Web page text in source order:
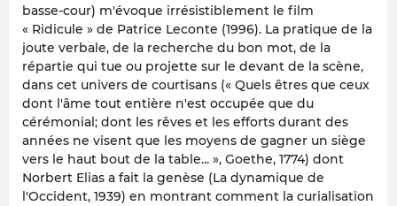
basse-cour) m'évoque irrésistiblement le film
« Ridicule » de Patrice Leconte (1996). La pratique de la
joute verbale, de la recherche du bon mot, de la
répartie qui tue ou projette sur le devant de la scène,
dans cet univers de courtisans (« Quels êtres que ceux
dont l'âme tout entière n'est occupée que du
cérémonial; dont les rêves et les efforts durant des
années ne visent que les moyens de gagner un siège
vers le haut bout de la table... », Goethe, 1774) dont
Norbert Elias a fait la genèse (La dynamique de
l'Occident, 1939) en montrant comment la curialisation